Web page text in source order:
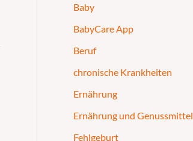
Baby
BabyCare App
Beruf
chronische Krankheiten
Ernährung
Ernährung und Genussmittel
Fehlgeburt